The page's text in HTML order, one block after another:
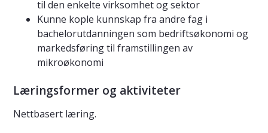
til den enkelte virksomhet og sektor
Kunne kople kunnskap fra andre fag i
bachelorutdanningen som bedriftsøkonomi og
markedsføring til framstillingen av
mikroøkonomi
Læringsformer og aktiviteter
Nettbasert læring.